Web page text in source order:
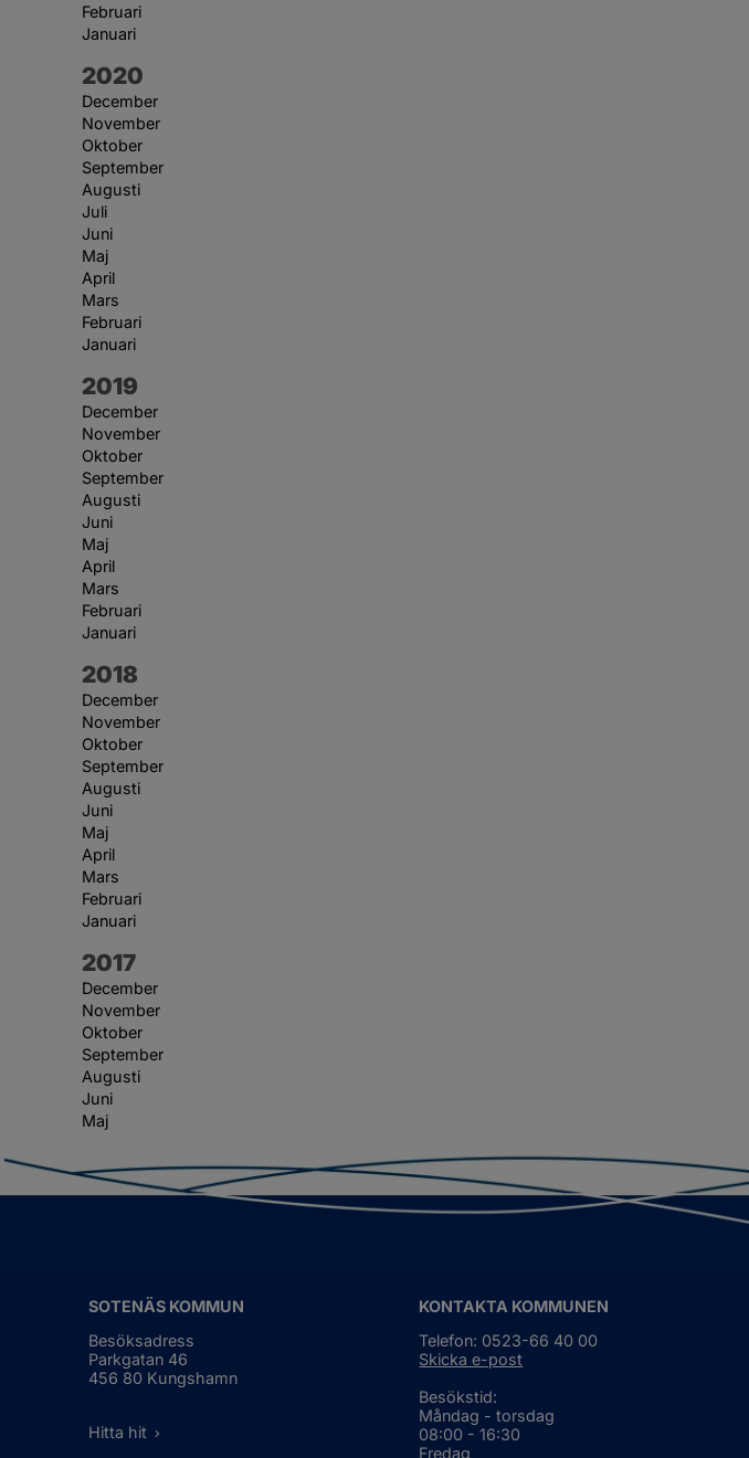
Februari
Januari
År:
2020
December
November
Oktober
September
Augusti
Juli
Juni
Maj
April
Mars
Februari
Januari
År:
2019
December
November
Oktober
September
Augusti
Juni
Maj
April
Mars
Februari
Januari
År:
2018
December
November
Oktober
September
Augusti
Juni
Maj
April
Mars
Februari
Januari
År:
2017
December
November
Oktober
September
Augusti
Juni
Maj
SOTENÄS KOMMUN
Besöksadress
Parkgatan 46
456 80 Kungshamn
Hitta hit
KONTAKTA KOMMUNEN
Telefon: 0523-66 40 00
Skicka e-post
Besökstid:
Måndag - torsdag
08:00 - 16:30
Fredag